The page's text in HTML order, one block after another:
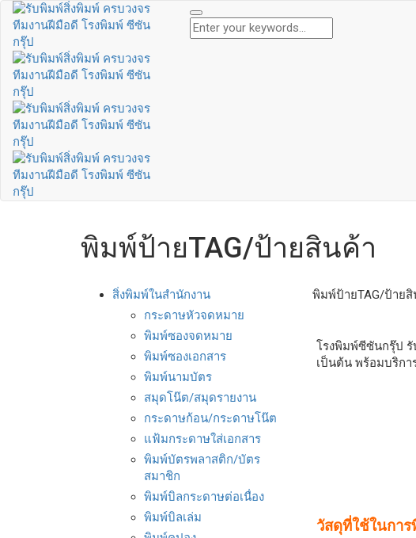
พิมพ์ป้ายTAG/ป้ายสินค้า
พิมพ์ป้ายTAG/ป้ายสิ
โรงพิมพ์ซีซันกรุ๊ป รั
เป็นต้น พร้อมบริก
วัสดุที่ใช้ในกา
สิ่งพิมพ์ในสำนักงาน
กระดาษหัวจดหมาย
พิมพ์ซองจดหมาย
พิมพ์ซองเอกสาร
พิมพ์นามบัตร
สมุดโน๊ต/สมุดรายงาน
กระดาษก้อน/กระดาษโน๊ต
แฟ้มกระดาษใส่เอกสาร
พิมพ์บัตรพลาสติก/บัตร
สมาชิก
พิมพ์บิลกระดาษต่อเนื่อง
พิมพ์บิลเล่ม